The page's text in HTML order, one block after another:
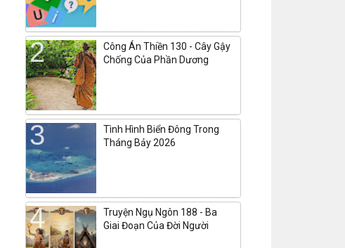
Công Án Thiền 130 - Cây Gậy
Chống Của Phần Dương
Tình Hình Biển Đông Trong
Tháng Bảy 2026
Truyện Ngụ Ngôn 188 - Ba
Giai Đoạn Của Đời Người